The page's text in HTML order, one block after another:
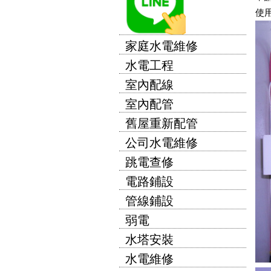
家庭水電維修
水電工程
室內配線
室內配管
舊屋重新配管
公司水電維修
跳電查修
電路鋪設
管線鋪設
弱電
水塔安裝
水電維修
使